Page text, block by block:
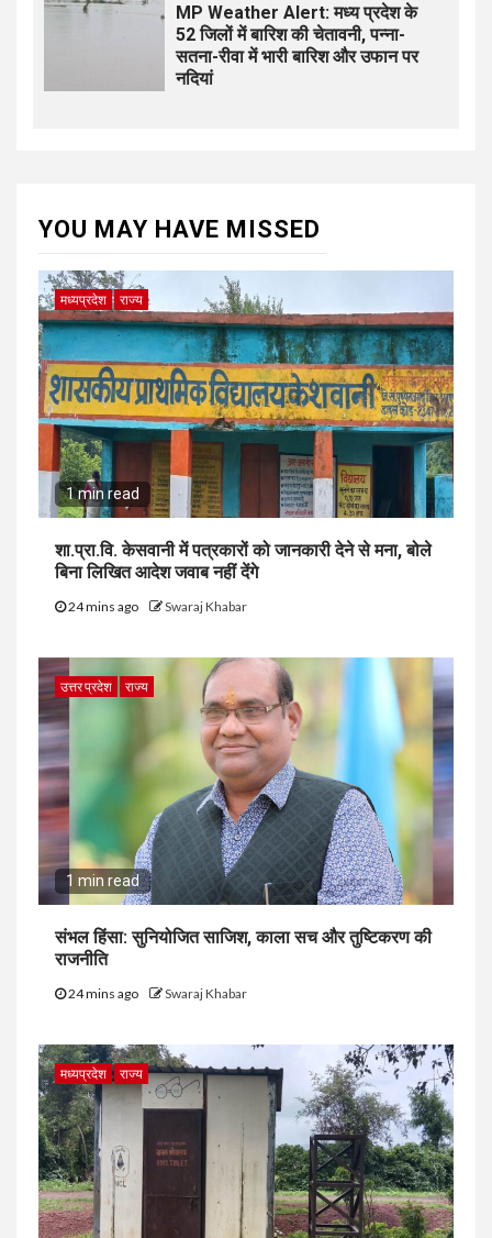
MP Weather Alert: मध्य प्रदेश के
52 जिलों में बारिश की चेतावनी, पन्ना-
सतना-रीवा में भारी बारिश और उफान पर
नदियां
YOU MAY HAVE MISSED
मध्यप्रदेश राज्य
1 min read
शा.प्रा.वि. केसवानी में पत्रकारों को जानकारी देने से मना, बोले
बिना लिखित आदेश जवाब नहीं देंगे
24 mins ago Swaraj Khabar
उत्तर प्रदेश राज्य
1 min read
संभल हिंसा: सुनियोजित साजिश, काला सच और तुष्टिकरण की
राजनीति
24 mins ago Swaraj Khabar
मध्यप्रदेश राज्य